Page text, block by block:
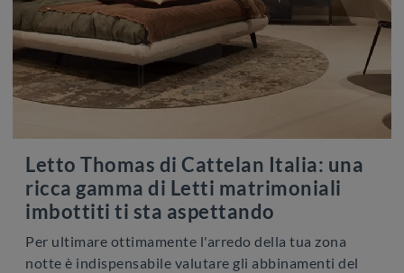
Letto Thomas di Cattelan Italia: una
ricca gamma di Letti matrimoniali
imbottiti ti sta aspettando
Per ultimare ottimamente l'arredo della tua zona
notte è indispensabile valutare gli abbinamenti del